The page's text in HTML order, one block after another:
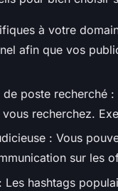
à votre
afin que vos
poste recherché
recherchez.
: Vous
sur les
Les hashtags